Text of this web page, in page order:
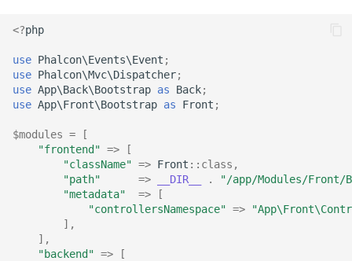
<?php
use Phalcon\Events\Event ;
use Phalcon\Mvc\Dispatcher;
use App\Back\Bootstrap as Back;
use App\Front\Bootstrap as Front ;
$modules =
[
"frontend" =>
[
"className" => Front :: class ,
"path"
=> __DIR__ .
"/app/Modules/Front/
"metadata"
=>
[
"controllersNamespace" =>
],
],
"backend" =>
[